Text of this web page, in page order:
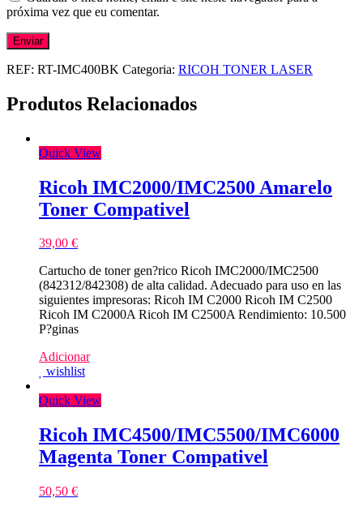
próxima vez que eu comentar.
REF: RT-IMC400BK Categoria: RICOH TONER LASER
Produtos Relacionados
Quick View
Ricoh IMC2000/IMC2500 Amarelo
Toner Compativel
39,00 €
Cartucho de toner gen?rico Ricoh IMC2000/IMC2500
(842312/842308) de alta calidad. Adecuado para uso en las
siguientes impresoras: Ricoh IM C2000 Ricoh IM C2500
Ricoh IM C2000A Ricoh IM C2500A Rendimiento: 10.500
P?ginas
Adicionar
wishlist
Quick View
Ricoh IMC4500/IMC5500/IMC6000
Magenta Toner Compativel
50,50 €